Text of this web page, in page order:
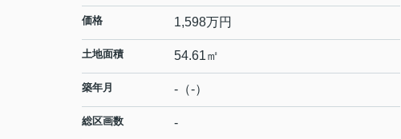
価格 1,598万円
土地面積 54.61㎡
築年月 -（-）
総区画数 -